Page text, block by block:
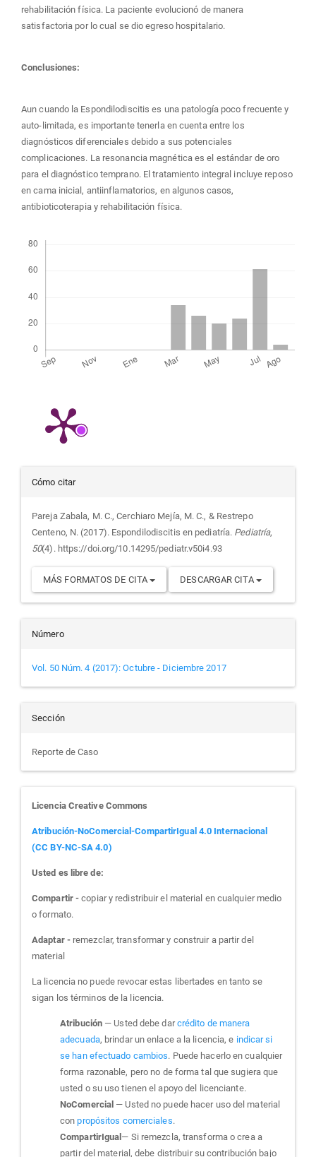
rehabilitación física. La paciente evolucionó de manera
satisfactoria por lo cual se dio egreso hospitalario.
Conclusiones:
Aun cuando la Espondilodiscitis es una patología poco frecuente y
auto-limitada, es importante tenerla en cuenta entre los
diagnósticos diferenciales debido a sus potenciales
complicaciones. La resonancia magnética es el estándar de oro
para el diagnóstico temprano. El tratamiento integral incluye reposo
en cama inicial, antiinflamatorios, en algunos casos,
antibioticoterapia y rehabilitación física.
Detalles
del
artículo
Cómo citar
Pareja Zabala, M. C., Cerchiaro Mejía, M. C., & Restrepo
Centeno, N. (2017). Espondilodiscitis en pediatría. Pediatría,
50(4). https://doi.org/10.14295/pediatr.v50i4.93
MÁS FORMATOS DE CITA DESCARGAR CITA
Número
Vol. 50 Núm. 4 (2017): Octubre - Diciembre 2017
Sección
Reporte de Caso
Licencia Creative Commons
Atribución-NoComercial-CompartirIgual 4.0 Internacional
(CC BY-NC-SA 4.0)
Usted es libre de:
Compartir -copiar y redistribuir el material en cualquier medio
o formato.
Adaptar -remezclar, transformar y construir a partir del
material
La licencia no puede revocar estas libertades en tanto se
sigan los términos de la licencia.
Atribución — Usted debe darcrédito de manera
adecuada, brindar un enlace a la licencia, e indicar si
se han efectuado cambios. Puede hacerlo en cualquier
forma razonable, pero no de forma tal que sugiera que
usted o su uso tienen el apoyo del licenciante.
NoComercial — Usted no puede hacer uso del material
conpropósitos comerciales.
CompartirIgual — Si remezcla, transforma o crea a
partir del material, debe distribuir su contribución bajo